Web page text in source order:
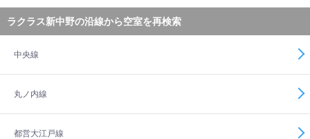
ラクラス新中野の沿線から空室を再検索
中央線
丸ノ内線
都営大江戸線